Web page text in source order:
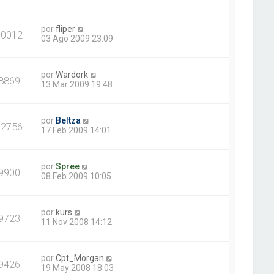
porfliper
03 Ago 2009 23:09
porWardork
13 Mar 2009 19:48
por Beltza
17 Feb 2009 14:01
porSpree
08 Feb 2009 10:05
porkurs
11 Nov 2008 14:12
porCpt_Morgan
19 May 2008 18:03